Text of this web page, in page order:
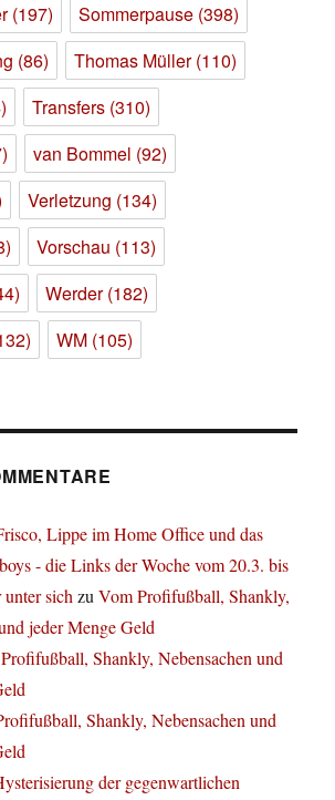
(197) Sommerpause (398)
(86) Thomas Müller(110)
Transfers (310)
van Bommel (92)
Verletzung (134)
Vorschau (113)
Werder(182)
WM (105)
Lippe im Home Office und das
- die Links der Woche vom 20.3. bis
sichzuVom Profifußball, Shankly,
jeder Menge Geld
Shankly, Nebensachen und
Shankly, Nebensachen und
der gegenwartlichen